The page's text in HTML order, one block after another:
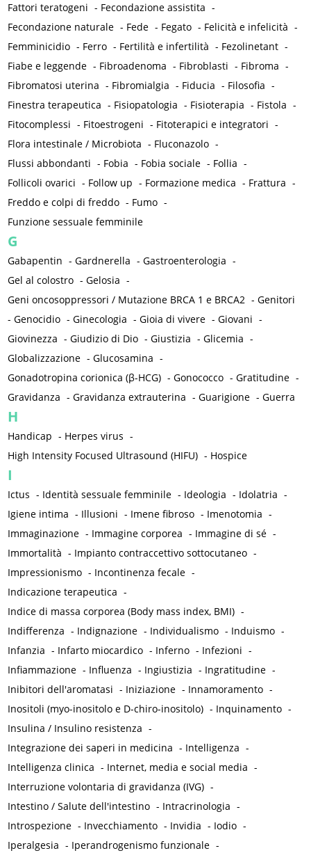
Fattori teratogeni - Fecondazione assistita -
Fecondazione naturale - Fede - Fegato - Felicità e infelicità -
Femminicidio - Ferro - Fertilità e infertilità - Fezolinetant -
Fiabe e leggende - Fibroadenoma - Fibroblasti - Fibroma -
Fibromatosi uterina - Fibromialgia - Fiducia - Filosofia -
Finestra terapeutica - Fisiopatologia - Fisioterapia - Fistola -
Fitocomplessi - Fitoestrogeni - Fitoterapici e integratori -
Flora intestinale / Microbiota - Fluconazolo -
Flussi abbondanti - Fobia - Fobia sociale - Follia -
Follicoli ovarici - Follow up - Formazione medica - Frattura -
Freddo e colpi di freddo - Fumo -
Funzione sessuale femminile
G
Gabapentin -Gardnerella -Gastroenterologia -
Gel al colostro -Gelosia -
Geni oncosoppressori / Mutazione BRCA 1 e BRCA2 -Genitori
-Genocidio -Ginecologia -Gioia di vivere -Giovani -
Giovinezza -Giudizio di Dio -Giustizia -Glicemia -
Globalizzazione -Glucosamina -
Gonadotropina corionica (β-HCG) -Gonococco -Gratitudine -
Gravidanza -Gravidanza extrauterina -Guarigione -Guerra
H
Handicap - Herpes virus -
High Intensity Focused Ultrasound (HIFU) - Hospice
I
Ictus - Identità sessuale femminile - Ideologia - Idolatria -
Igiene intima - Illusioni - Imene fibroso - Imenotomia -
Immaginazione - Immagine corporea - Immagine di sé -
Immortalità - Impianto contraccettivo sottocutaneo -
Impressionismo - Incontinenza fecale -
Indicazione terapeutica -
Indice di massa corporea (Body mass index, BMI) -
Indifferenza - Indignazione - Individualismo - Induismo -
Infanzia - Infarto miocardico - Inferno - Infezioni -
Infiammazione - Influenza - Ingiustizia - Ingratitudine -
Inibitori dell'aromatasi - Iniziazione - Innamoramento -
Inositoli (myo-inositolo e D-chiro-inositolo) - Inquinamento -
Insulina / Insulino resistenza -
Integrazione dei saperi in medicina - Intelligenza -
Intelligenza clinica - Internet, media e social media -
Interruzione volontaria di gravidanza (IVG) -
Intestino / Salute dell'intestino - Intracrinologia -
Introspezione - Invecchiamento - Invidia - Iodio -
Iperalgesia - Iperandrogenismo funzionale -